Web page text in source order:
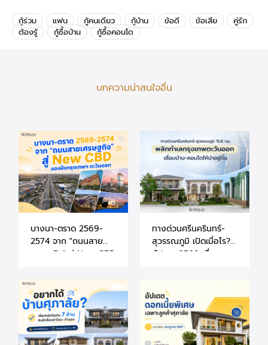
กู้ร่วม แฟน กู้คนเดียว กู้บ้าน ข้อดี ข้อเสีย
คู่รัก
ต้องรู้
กู้ซื้อบ้าน กู้ซื้อคอนโด
บทความน่าสนใจอื่น
บางนา-ตราด 2569-
2574 จาก "ถนนสาย
เศรษฐกิจ" สู่ New CBD
ออก
ทางด่วนศรีนครินทร์-
สุวรรณภูมิ เปิดเมื่อไร?
อัปเดต 2569 เชื่อม